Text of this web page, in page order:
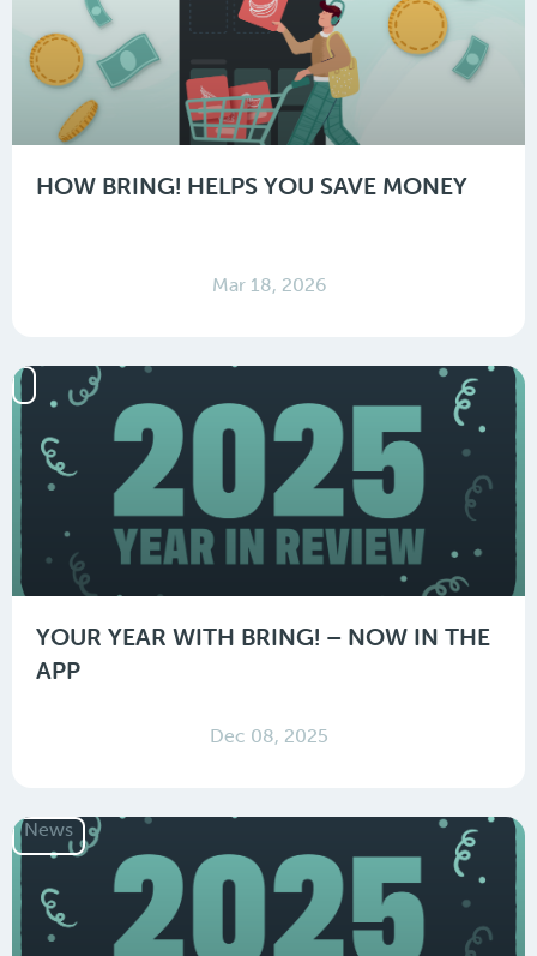
HOW BRING! HELPS YOU SAVE MONEY
Mar 18, 2026
YOUR YEAR WITH BRING! – NOW IN THE
APP
Dec 08, 2025
News